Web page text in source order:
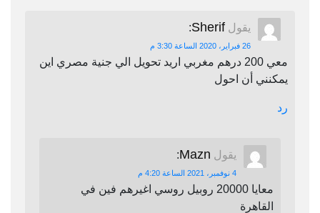
يقول Sherif
:
26 فبراير، 2020 الساعة 3:30 م
معي 200 درهم مغربي اريد تحويل الي جنية مصري اين
يمكنني أن احول
رد
يقول Mazn
:
4 نوفمبر، 2021 الساعة 4:20 م
معايا 20000 روبيل روسي اغيرهم فين في
القاهرة